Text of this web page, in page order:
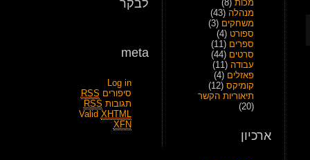
מכות (8)
מנהלה (43)
משחקים (3)
ספורט (4)
ספרים (11)
סרטים (44)
עבודה (11)
פאזלים (4)
קומיקס (12)
תיאוריות הקשר
(20)
ארכיון
לבקר
meta
Log in
סיפורים RSS
תגובות RSS
Valid XHTML
XFN